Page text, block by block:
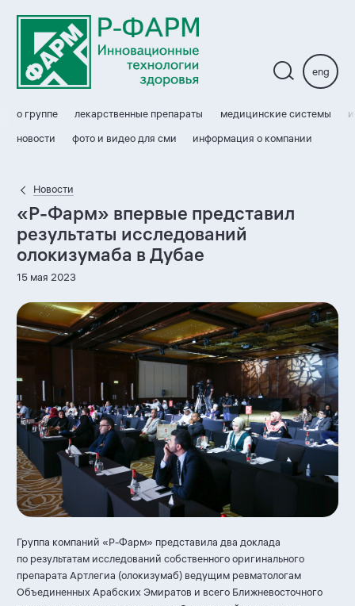
о группе лекарственные препараты медицинские системы
новости
фото и видео для сми информация о компании
eng
Новости
«Р-Фарм» впервые представил
результаты исследований
олокизумаба в Дубае
15 мая 2023
Группа компаний «Р-Фарм» представила два доклада
по результатам исследований собственного оригинального
препарата Артлегиа (олокизумаб) ведущим ревматологам
Объединенных Арабских Эмиратов и всего Ближневосточного